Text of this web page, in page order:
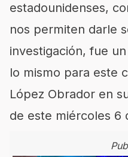
estadounidenses,
nos permiten darle
investigación, fue
lo mismo para este
López Obrador en
de este miércoles 6